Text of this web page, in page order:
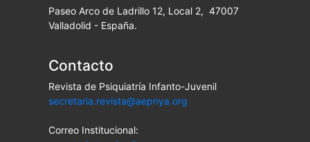
Paseo Arco de Ladrillo 12, Local 2, 47007
Valladolid - España.
Contacto
Revista de Psiquiatría Infanto-Juvenil
secretaria.revista@aepnya.org
Correo Institucional: